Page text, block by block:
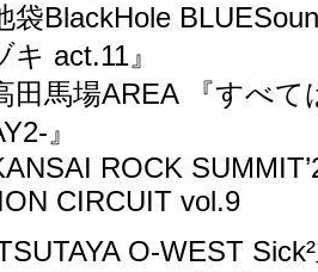
袋BlackHole
キ act.11』
田馬場AREA 『すべ
』
ROCK
CIRCUIT vol.9
O-WEST